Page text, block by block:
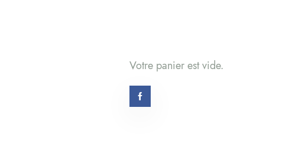
Votre panier est vide.